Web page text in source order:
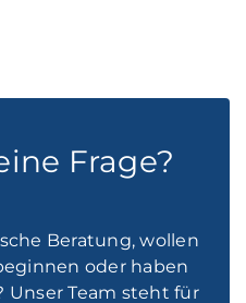
Frage?
Beratung, wollen
oder haben
Unser Team steht für